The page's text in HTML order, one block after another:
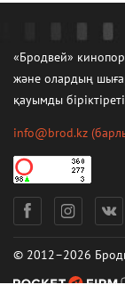
«Бродвей»
және олардың
қауымды
info@brod.kz
© 2012–2026